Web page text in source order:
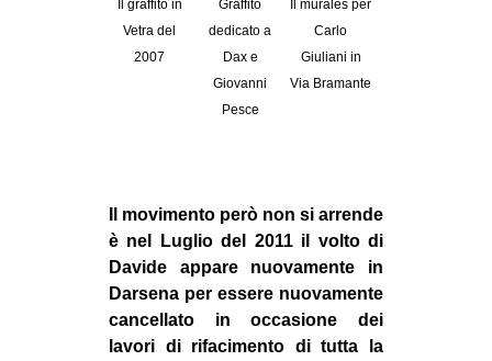
Il graffito in
Vetra del
2007
Graffito
dedicato a
Dax e
Giovanni
Pesce
Il murales per
Carlo
Giuliani in
Via Bramante
Il movimento però non si arrende
è nel Luglio del 2011 il volto di
Davide appare nuovamente in
Darsena per essere nuovamente
cancellato in occasione dei
lavori di rifacimento di tutta la